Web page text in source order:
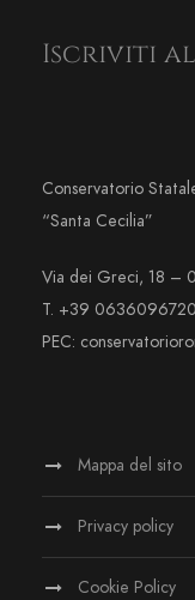
Iscriviti
Conservatorio
“Santa Cecilia”
Via dei Greci, 18 –
T. +39 0636096720
PEC:
Mappa del sito
Privacy policy
Cookie Policy